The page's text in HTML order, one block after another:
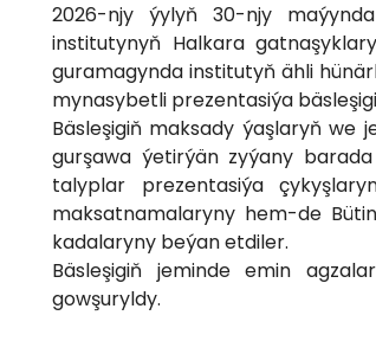
2026-njy ýylyň 30-njy
institutynyň Halkara
guramagynda institutyň ähli
mynasybetli prezentasiýa
Bäsleşigiň maksady ýaşlaryň we
gurşawa ýetirýän zyýany
talyplar prezentasiýa
maksatnamalaryny hem-de
kadalaryny beýan etdiler.
Bäsleşigiň jeminde emin
gowşuryldy.